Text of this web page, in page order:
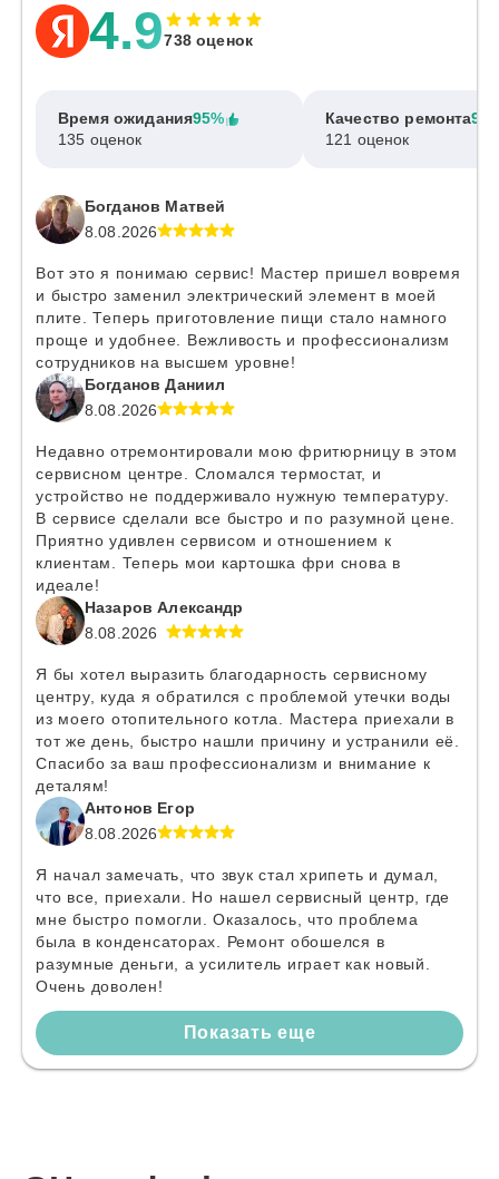
4.9738 оценок
Время ожидания95%
135 оценок
Качество ремонта
121 оценок
Богданов Матвей
8.08.2026
Вот это я понимаю сервис! Мастер пришел вовремя
и быстро заменил электрический элемент в моей
плите. Теперь приготовление пищи стало намного
проще и удобнее. Вежливость и профессионализм
сотрудников на высшем уровне!
Богданов Даниил
8.08.2026
Недавно отремонтировали мою фритюрницу в этом
сервисном центре. Сломался термостат, и
устройство не поддерживало нужную температуру.
В сервисе сделали все быстро и по разумной цене.
Приятно удивлен сервисом и отношением к
клиентам. Теперь мои картошка фри снова в
идеале!
Назаров Александр
8.08.2026
Я бы хотел выразить благодарность сервисному
центру, куда я обратился с проблемой утечки воды
из моего отопительного котла. Мастера приехали в
тот же день, быстро нашли причину и устранили её.
Спасибо за ваш профессионализм и внимание к
деталям!
Антонов Егор
8.08.2026
Я начал замечать, что звук стал хрипеть и думал,
что все, приехали. Но нашел сервисный центр, где
мне быстро помогли. Оказалось, что проблема
была в конденсаторах. Ремонт обошелся в
разумные деньги, а усилитель играет как новый.
Очень доволен!
Показать еще